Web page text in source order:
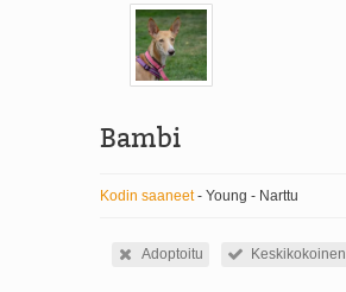
Bambi
Kodin saaneet- Young - Narttu
Adoptoitu Keskikokoinen